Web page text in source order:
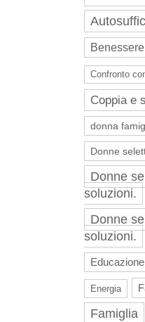
Benessere
Confronto
Coppia e
donna
Donne
Donne
soluzioni.
Donne
soluzioni.
Energia
Famiglia